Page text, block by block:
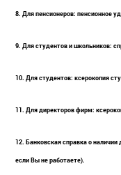
8. Для пенсионеров: пенсионное
9. Для студентов и школьников:
10. Для студентов: ксерокопия
11. Для директоров фирм:
12. Банковская справка о
если Вы не работаете).